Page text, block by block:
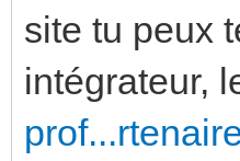
site tu peux
intégrateur,